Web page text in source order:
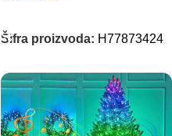
Šifra proizvoda: H77873424